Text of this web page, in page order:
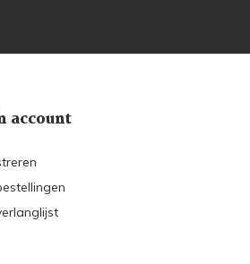
account